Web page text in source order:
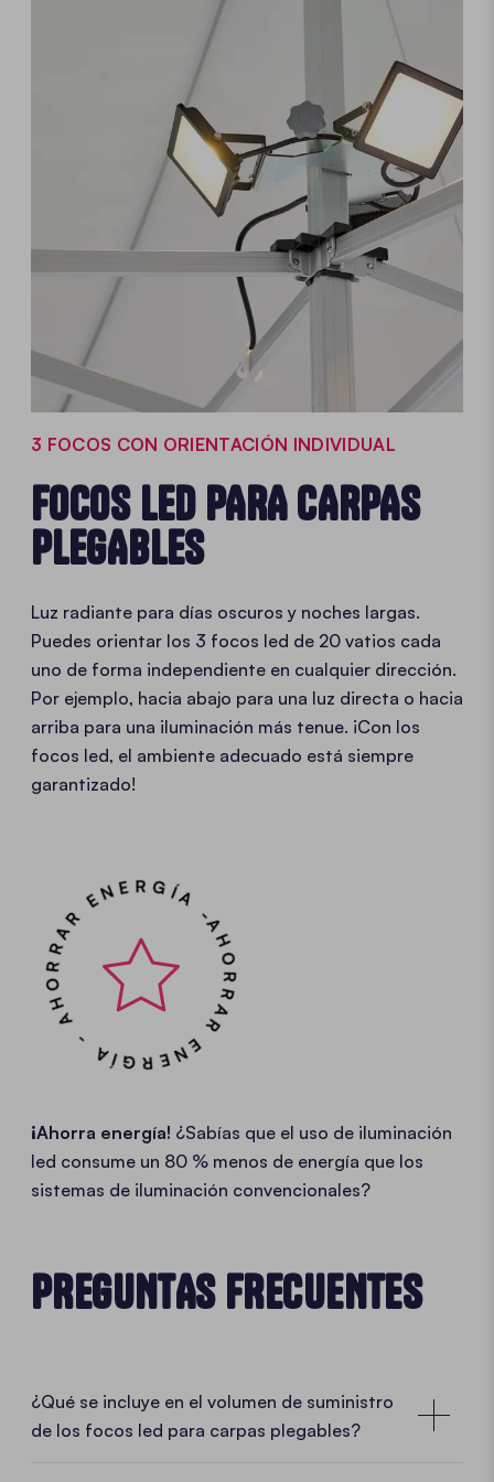
3 FOCOS CON ORIENTACIÓN INDIVIDUAL
FOCOS LED PARA CARPAS
PLEGABLES
Luz radiante para días oscuros y noches largas.
Puedes orientar los 3 focos led de 20 vatios cada
uno de forma independiente en cualquier dirección.
Por ejemplo, hacia abajo para una luz directa o hacia
arriba para una iluminación más tenue. ¡Con los
focos led, el ambiente adecuado está siempre
garantizado!
AHORRAR ENERGÍA - AHORRAR ENERGÍA -
¡Ahorra energía! ¿Sabías que el uso de iluminación
led consume un 80 % menos de energía que los
sistemas de iluminación convencionales?
PREGUNTAS FRECUENTES
¿Qué se incluye en el volumen de suministro
de los focos led para carpas plegables?